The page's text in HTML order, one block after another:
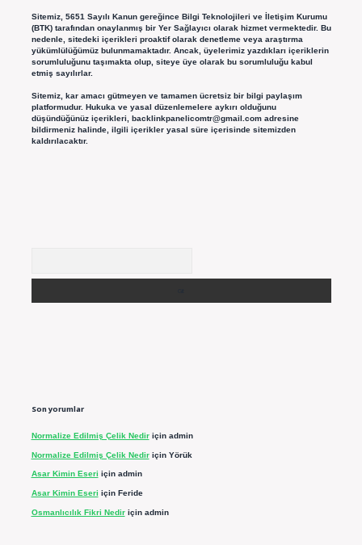
Sitemiz, 5651 Sayılı Kanun gereğince Bilgi Teknolojileri ve İletişim Kurumu
(BTK) tarafından onaylanmış bir Yer Sağlayıcı olarak hizmet vermektedir. Bu
nedenle, sitedeki içerikleri proaktif olarak denetleme veya araştırma
yükümlülüğümüz bulunmamaktadır. Ancak, üyelerimiz yazdıkları içeriklerin
sorumluluğunu taşımakta olup, siteye üye olarak bu sorumluluğu kabul
etmiş sayılırlar.
Sitemiz, kar amacı gütmeyen ve tamamen ücretsiz bir bilgi paylaşım
platformudur. Hukuka ve yasal düzenlemelere aykırı olduğunu
düşündüğünüz içerikleri, backlinkpanelicomtr@gmail.comadresine
bildirmeniz halinde, ilgili içerikler yasal süre içerisinde sitemizden
kaldırılacaktır.
Son yorumlar
Normalize Edilmiş Çelik Nediriçin admin
Normalize Edilmiş Çelik Nediriçin Yörük
Asar Kimin Eseri için admin
Asar Kimin Eseri için Feride
Osmanlıcılık Fikri Nediriçin admin